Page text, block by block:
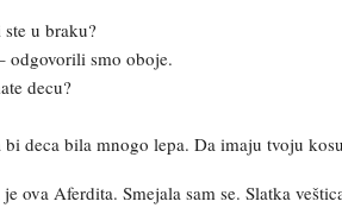
u braku?
odgovorili smo oboje.
decu?
bi deca bila mnogo lepa. Da imaju tvoju
ova Aferdita. Smejala sam se. Slatka